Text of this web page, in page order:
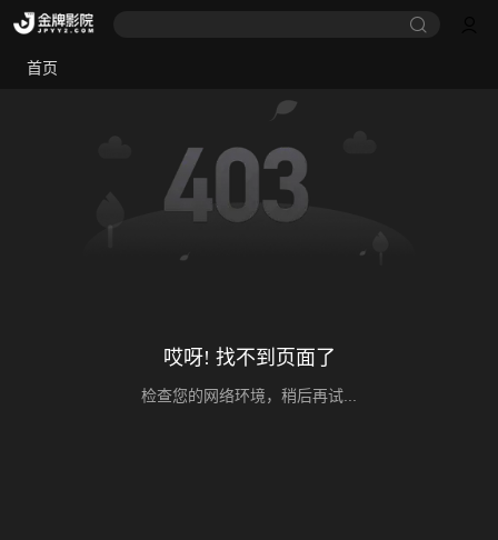
首页
哎呀! 找不到页面了
检查您的网络环境，稍后再试...